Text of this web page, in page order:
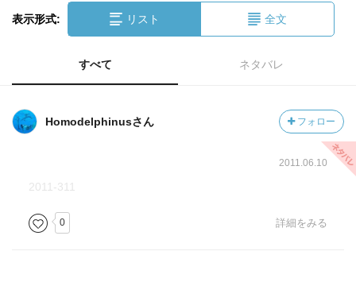
表示形式: リスト 全文
すべて ネタバレ
Homodelphinusさん フォロー
2011.06.10
2011-311
0 詳細をみる